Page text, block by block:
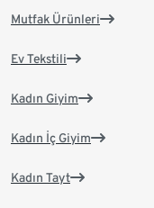
Mutfak Ürünleri
Ev Tekstili
Kadın Giyim
Kadın İç Giyim
Kadın Tayt